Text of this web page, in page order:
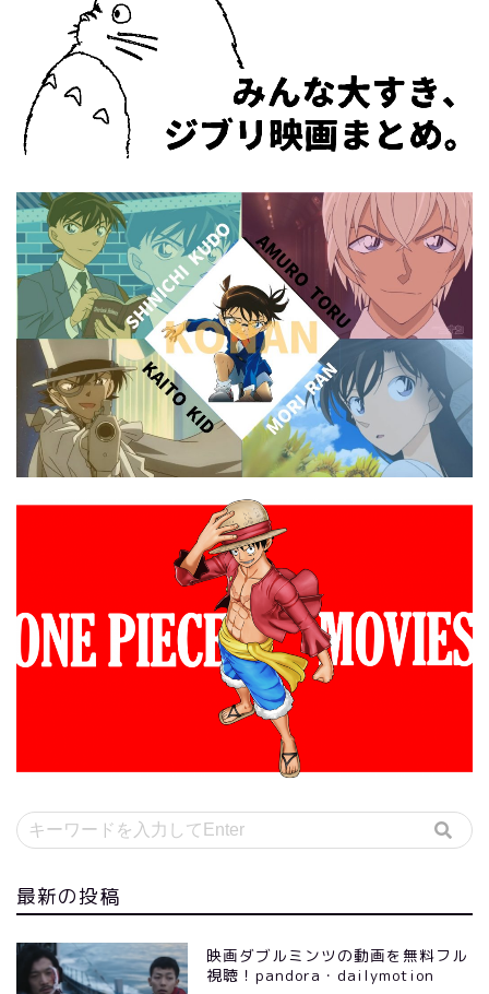
最新の投稿
映画ダブルミンツの動画を無料フル
視聴！pandora・dailymotion